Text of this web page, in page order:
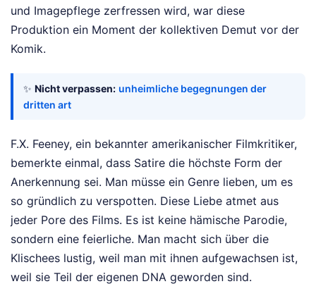
und Imagepflege zerfressen wird, war diese
Produktion ein Moment der kollektiven Demut vor der
Komik.
✨ Nicht verpassen: unheimliche begegnungen der
dritten art
F.X. Feeney, ein bekannter amerikanischer Filmkritiker,
bemerkte einmal, dass Satire die höchste Form der
Anerkennung sei. Man müsse ein Genre lieben, um es
so gründlich zu verspotten. Diese Liebe atmet aus
jeder Pore des Films. Es ist keine hämische Parodie,
sondern eine feierliche. Man macht sich über die
Klischees lustig, weil man mit ihnen aufgewachsen ist,
weil sie Teil der eigenen DNA geworden sind.